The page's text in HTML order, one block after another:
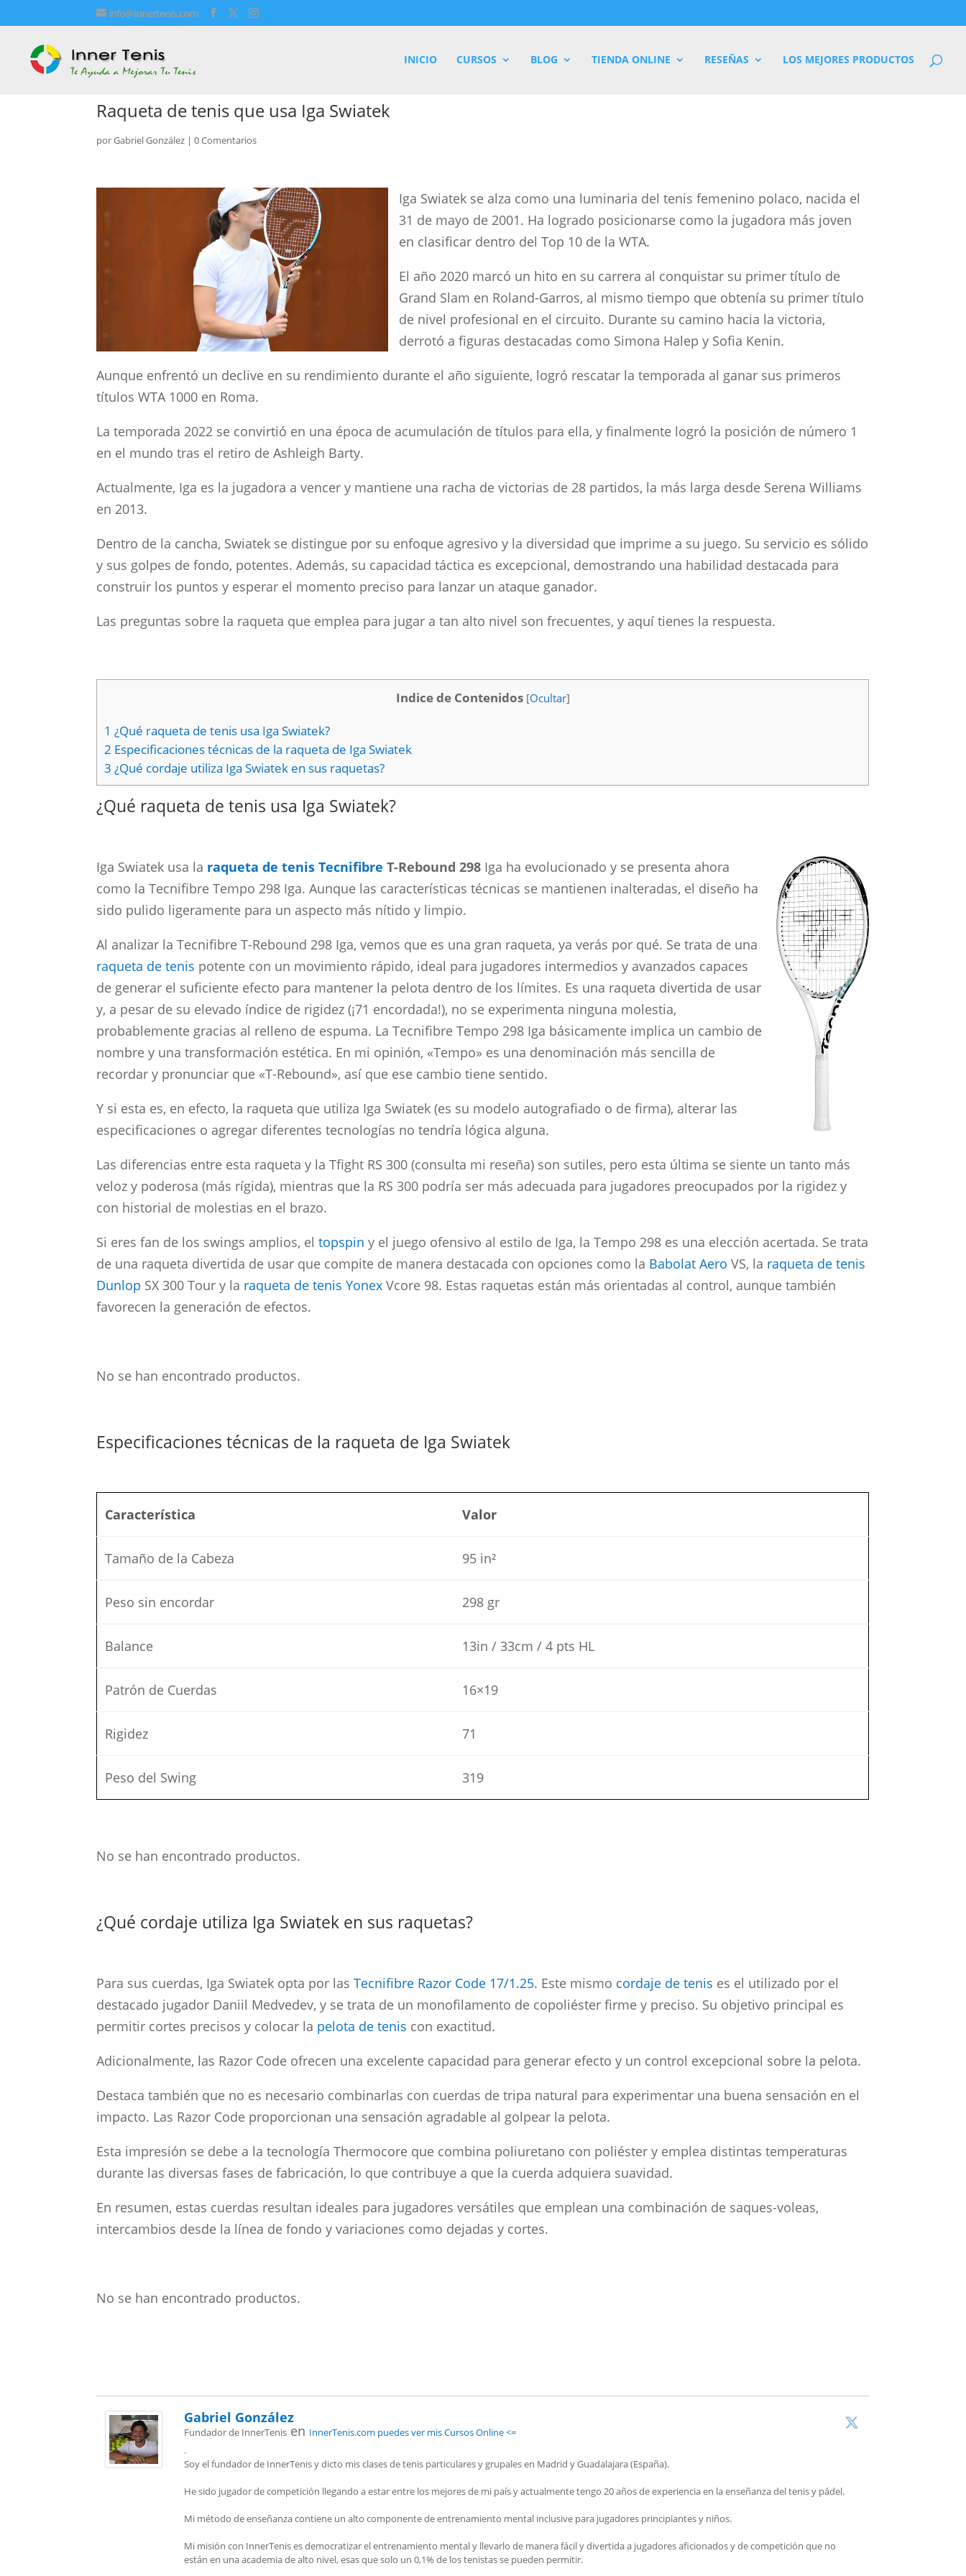
info@innertenis.com
INICIO CURSOS BLOG TIENDA ONLINE RESEÑAS LOS MEJORES PRODUCTOS
Raqueta de tenis que usa Iga Swiatek
porGabriel González |0 Comentarios
Iga Swiatek se alza como una luminaria del tenis femenino polaco, nacida el
31 de mayo de 2001. Ha logrado posicionarse como la jugadora más joven
en clasificar dentro del Top 10 de la WTA.
El año 2020 marcó un hito en su carrera al conquistar su primer título de
Grand Slam en Roland-Garros, al mismo tiempo que obtenía su primer título
de nivel profesional en el circuito. Durante su camino hacia la victoria,
derrotó a figuras destacadas como Simona Halep y Sofia Kenin.
Aunque enfrentó un declive en su rendimiento durante el año siguiente, logró rescatar la temporada al ganar sus primeros
títulos WTA 1000 en Roma.
La temporada 2022 se convirtió en una época de acumulación de títulos para ella, y finalmente logró la posición de número 1
en el mundo tras el retiro de Ashleigh Barty.
Actualmente, Iga es la jugadora a vencer y mantiene una racha de victorias de 28 partidos, la más larga desde Serena Williams
en 2013.
Dentro de la cancha, Swiatek se distingue por su enfoque agresivo y la diversidad que imprime a su juego. Su servicio es sólido
y sus golpes de fondo, potentes. Además, su capacidad táctica es excepcional, demostrando una habilidad destacada para
construir los puntos y esperar el momento preciso para lanzar un ataque ganador.
Las preguntas sobre la raqueta que emplea para jugar a tan alto nivel son frecuentes, y aquí tienes la respuesta.
Indice de Contenidos [Ocultar]
1 ¿Qué raqueta de tenis usa Iga Swiatek?
2 Especificaciones técnicas de la raqueta de Iga Swiatek
3 ¿Qué cordaje utiliza Iga Swiatek en sus raquetas?
¿Qué raqueta de tenis usa Iga Swiatek?
Iga Swiatek usa la raqueta de tenis Tecnifibre T-Rebound 298 Iga ha evolucionado y se presenta ahora
como la Tecnifibre Tempo 298 Iga. Aunque las características técnicas se mantienen inalteradas, el diseño ha
sido pulido ligeramente para un aspecto más nítido y limpio.
Al analizar la Tecnifibre T-Rebound 298 Iga, vemos que es una gran raqueta, ya verás por qué. Se trata de una
raqueta de tenis potente con un movimiento rápido, ideal para jugadores intermedios y avanzados capaces
de generar el suficiente efecto para mantener la pelota dentro de los límites. Es una raqueta divertida de usar
y, a pesar de su elevado índice de rigidez (¡71 encordada!), no se experimenta ninguna molestia,
probablemente gracias al relleno de espuma. La Tecnifibre Tempo 298 Iga básicamente implica un cambio de
nombre y una transformación estética. En mi opinión, «Tempo» es una denominación más sencilla de
recordar y pronunciar que «T-Rebound», así que ese cambio tiene sentido.
Y si esta es, en efecto, la raqueta que utiliza Iga Swiatek (es su modelo autografiado o de firma), alterar las
especificaciones o agregar diferentes tecnologías no tendría lógica alguna.
Las diferencias entre esta raqueta y la Tfight RS 300 (consulta mi reseña) son sutiles, pero esta última se siente un tanto más
veloz y poderosa (más rígida), mientras que la RS 300 podría ser más adecuada para jugadores preocupados por la rigidez y
con historial de molestias en el brazo.
Si eres fan de los swings amplios, eltopspin y el juego ofensivo al estilo de Iga, la Tempo 298 es una elección acertada. Se trata
de una raqueta divertida de usar que compite de manera destacada con opciones como la Babolat Aero VS, la raqueta de tenis
Dunlop SX 300 Tour y la raqueta de tenis Yonex Vcore 98. Estas raquetas están más orientadas al control, aunque también
favorecen la generación de efectos.
No se han encontrado productos.
Especificaciones técnicas de la raqueta de Iga Swiatek
Característica Valor
Tamaño de la Cabeza 95 in²
Peso sin encordar 298 gr
Balance 13in / 33cm / 4 pts HL
Patrón de Cuerdas 16×19
Rigidez 71
Peso del Swing 319
No se han encontrado productos.
¿Qué cordaje utiliza Iga Swiatek en sus raquetas?
Para sus cuerdas, Iga Swiatek opta por lasTecnifibre Razor Code 17/1.25. Este mismo cordaje de tenis es el utilizado por el
destacado jugador Daniil Medvedev, y se trata de un monofilamento de copoliéster firme y preciso. Su objetivo principal es
permitir cortes precisos y colocar la pelota de tenis con exactitud.
Adicionalmente, las Razor Code ofrecen una excelente capacidad para generar efecto y un control excepcional sobre la pelota.
Destaca también que no es necesario combinarlas con cuerdas de tripa natural para experimentar una buena sensación en el
impacto. Las Razor Code proporcionan una sensación agradable al golpear la pelota.
Esta impresión se debe a la tecnología Thermocore que combina poliuretano con poliéster y emplea distintas temperaturas
durante las diversas fases de fabricación, lo que contribuye a que la cuerda adquiera suavidad.
En resumen, estas cuerdas resultan ideales para jugadores versátiles que emplean una combinación de saques-voleas,
intercambios desde la línea de fondo y variaciones como dejadas y cortes.
No se han encontrado productos.
Gabriel González
Fundador de InnerTenis en InnerTenis.com puedes ver mis Cursos Online <=
.
Soy el fundador de InnerTenis y dicto mis clases de tenis particulares y grupales en Madrid y Guadalajara (España).
He sido jugador de competición llegando a estar entre los mejores de mi país y actualmente tengo 20 años de experiencia en la enseñanza del tenis y pádel.
Mi método de enseñanza contiene un alto componente de entrenamiento mental inclusive para jugadores principiantes y niños.
Mi misión con InnerTenis es democratizar el entrenamiento mental y llevarlo de manera fácil y divertida a jugadores aficionados y de competición que no
están en una academia de alto nivel, esas que solo un 0,1% de los tenistas se pueden permitir.